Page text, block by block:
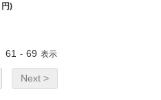
円)
61 - 69 表示
Next >